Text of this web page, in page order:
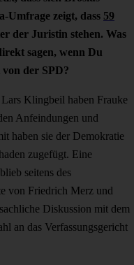
Umfrage zeigt, dass 59
der Juristin stehen. Was
sagen, wenn Du
der SPD?
Klingbeil haben Frauke
Anfeindungen und
haben sie der Demokratie
zugefügt. Eine
seitens des
von Friedrich Merz und
Diskussion mit dem
an das Verfassungsgericht